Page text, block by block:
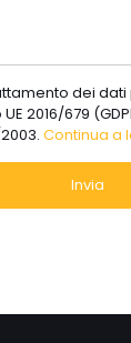
dei
2016/679
Continua a